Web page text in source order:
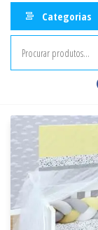
Categorias